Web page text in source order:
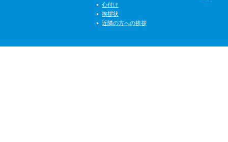
心付け
挨拶状
近隣の方への挨拶